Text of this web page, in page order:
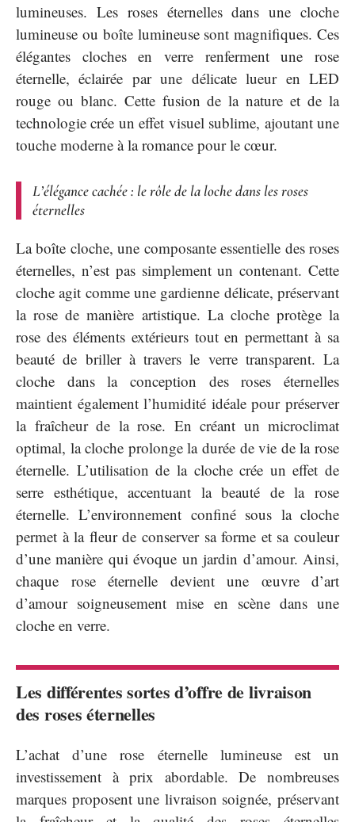
lumineuses. Les roses éternelles dans une cloche
lumineuse ou boîte lumineuse sont magnifiques. Ces
élégantes cloches en verre renferment une rose
éternelle, éclairée par une délicate lueur en LED
rouge ou blanc. Cette fusion de la nature et de la
technologie crée un effet visuel sublime, ajoutant une
touche moderne à la romance pour le cœur.
L’élégance cachée : le rôle de la loche dans les roses
éternelles
La boîte cloche, une composante essentielle des roses
éternelles, n’est pas simplement un contenant. Cette
cloche agit comme une gardienne délicate, préservant
la rose de manière artistique. La cloche protège la
rose des éléments extérieurs tout en permettant à sa
beauté de briller à travers le verre transparent. La
cloche dans la conception des roses éternelles
maintient également l’humidité idéale pour préserver
la fraîcheur de la rose. En créant un microclimat
optimal, la cloche prolonge la durée de vie de la rose
éternelle. L’utilisation de la cloche crée un effet de
serre esthétique, accentuant la beauté de la rose
éternelle. L’environnement confiné sous la cloche
permet à la fleur de conserver sa forme et sa couleur
d’une manière qui évoque un jardin d’amour. Ainsi,
chaque rose éternelle devient une œuvre d’art
d’amour soigneusement mise en scène dans une
cloche en verre.
Les différentes sortes d’offre de livraison
des roses éternelles
L’achat d’une rose éternelle lumineuse est un
investissement à prix abordable. De nombreuses
marques proposent une livraison soignée, préservant